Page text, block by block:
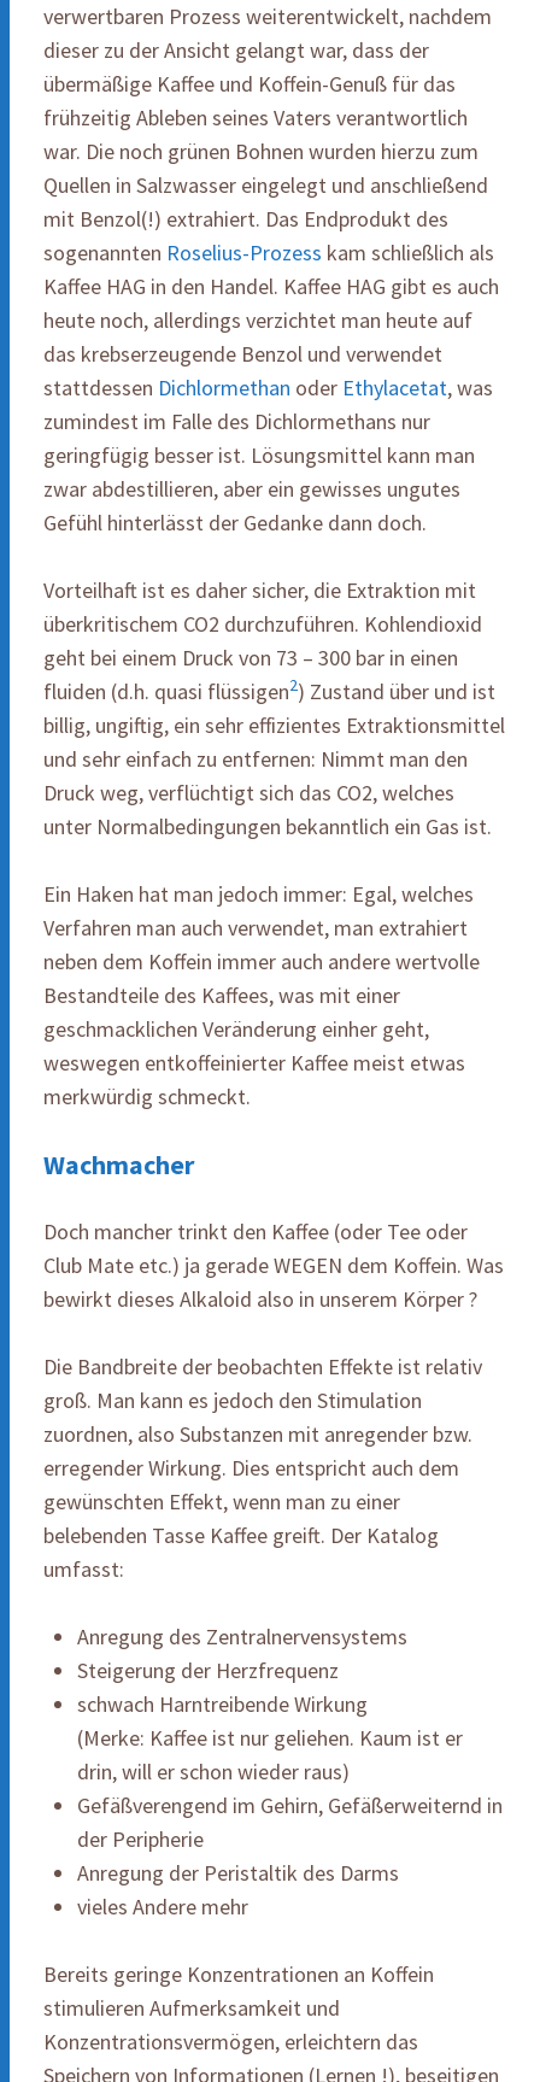
verwertbaren Prozess weiterentwickelt, nachdem
dieser zu der Ansicht gelangt war, dass der
übermäßige Kaffee und Koffein-Genuß für das
frühzeitig Ableben seines Vaters verantwortlich
war. Die noch grünen Bohnen wurden hierzu zum
Quellen in Salzwasser eingelegt und anschließend
mit Benzol(!) extrahiert. Das Endprodukt des
sogenannten Roselius-Prozess kam schließlich als
Kaffee HAG in den Handel. Kaffee HAG gibt es auch
heute noch, allerdings verzichtet man heute auf
das krebserzeugende Benzol und verwendet
stattdessen Dichlormethan oder Ethylacetat, was
zumindest im Falle des Dichlormethans nur
geringfügig besser ist. Lösungsmittel kann man
zwar abdestillieren, aber ein gewisses ungutes
Gefühl hinterlässt der Gedanke dann doch.
Vorteilhaft ist es daher sicher, die Extraktion mit
überkritischem CO2 durchzuführen. Kohlendioxid
geht bei einem Druck von 73 – 300 bar in einen
fluiden (d.h. quasi flüssigen2) Zustand über und ist
billig, ungiftig, ein sehr effizientes Extraktionsmittel
und sehr einfach zu entfernen: Nimmt man den
Druck weg, verflüchtigt sich das CO2, welches
unter Normalbedingungen bekanntlich ein Gas ist.
Ein Haken hat man jedoch immer: Egal, welches
Verfahren man auch verwendet, man extrahiert
neben dem Koffein immer auch andere wertvolle
Bestandteile des Kaffees, was mit einer
geschmacklichen Veränderung einher geht,
weswegen entkoffeinierter Kaffee meist etwas
merkwürdig schmeckt.
Wachmacher
Doch mancher trinkt den Kaffee (oder Tee oder
Club Mate etc.) ja gerade WEGEN dem Koffein. Was
bewirkt dieses Alkaloid also in unserem Körper ?
Die Bandbreite der beobachten Effekte ist relativ
groß. Man kann es jedoch den Stimulation
zuordnen, also Substanzen mit anregender bzw.
erregender Wirkung. Dies entspricht auch dem
gewünschten Effekt, wenn man zu einer
belebenden Tasse Kaffee greift. Der Katalog
umfasst:
Anregung des Zentralnervensystems
Steigerung der Herzfrequenz
schwach Harntreibende Wirkung
(Merke: Kaffee ist nur geliehen. Kaum ist er
drin, will er schon wieder raus)
Gefäßverengend im Gehirn, Gefäßerweiternd in
der Peripherie
Anregung der Peristaltik des Darms
vieles Andere mehr
Bereits geringe Konzentrationen an Koffein
stimulieren Aufmerksamkeit und
Konzentrationsvermögen, erleichtern das
Speichern von Informationen (Lernen !), beseitigen